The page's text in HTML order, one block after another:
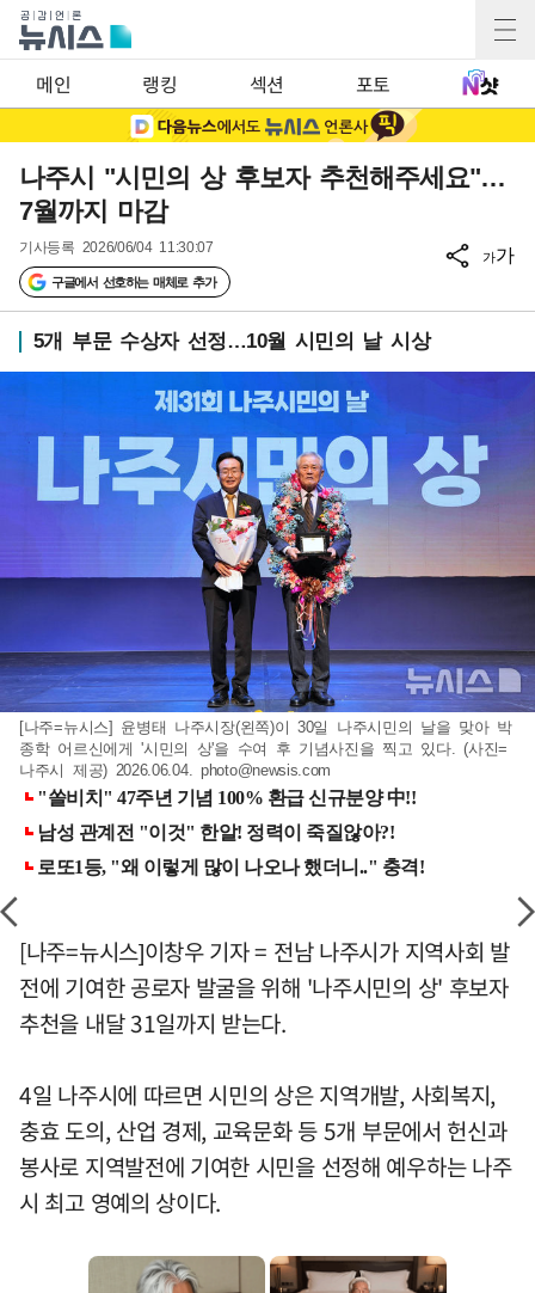
메인 랭킹 섹션 포토
나주시 "시민의 상 후보자 추천해주세요"…
7월까지 마감
기사등록 2026/06/04 11:30:07
구글에서 선호하는 매체로 추가
가가
5개 부문 수상자 선정…10월 시민의 날 시상
[나주=뉴시스] 윤병태 나주시장(왼쪽)이 30일 나주시민의 날을 맞아 박
종학 어르신에게 '시민의 상'을 수여 후 기념사진을 찍고 있다. (사진=
나주시 제공) 2026.06.04. photo@newsis.com
[나주=뉴시스]이창우 기자 = 전남 나주시가 지역사회 발
전에 기여한 공로자 발굴을 위해 '나주시민의 상' 후보자
추천을 내달 31일까지 받는다.
4일 나주시에 따르면 시민의 상은 지역개발, 사회복지,
충효 도의, 산업 경제, 교육문화 등 5개 부문에서 헌신과
봉사로 지역발전에 기여한 시민을 선정해 예우하는 나주
시 최고 영예의 상이다.